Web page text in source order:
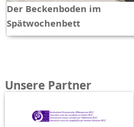
Der Beckenboden im
Spätwochenbett
Unsere Partner